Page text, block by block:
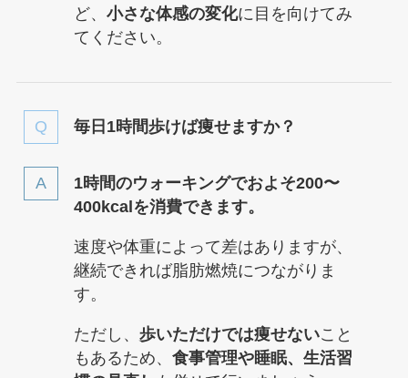
ど、 小さな体感の変化に目を向けてみ
てください。
毎日1時間歩けば痩せますか？
1時間のウォーキングでおよそ200〜
400kcalを消費できます。
速度や体重によって差はありますが、
継続できれば脂肪燃焼につながりま
す。
ただし、 歩いただけでは痩せないこと
もあるため、 食事管理や睡眠、生活習